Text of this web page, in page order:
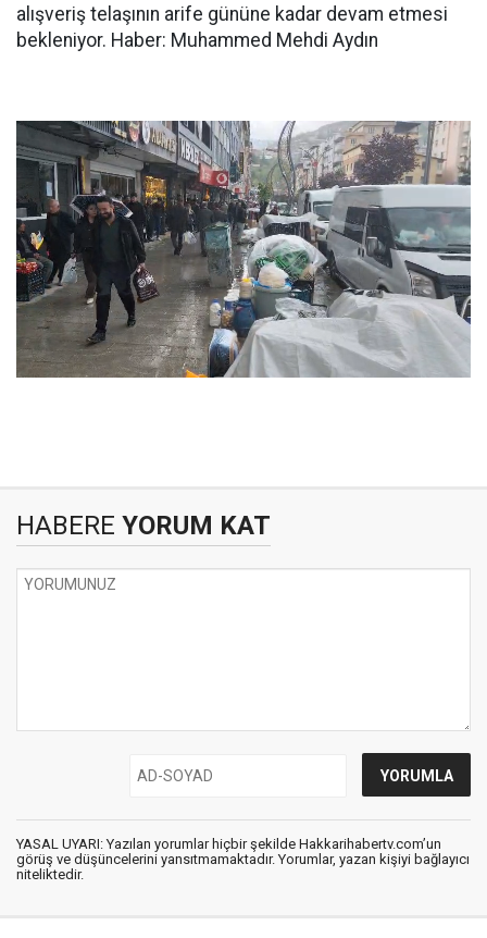
alışveriş telaşının arife gününe kadar devam etmesi
bekleniyor. Haber: Muhammed Mehdi Aydın
HABERE YORUM KAT
YASAL UYARI: Yazılan yorumlar hiçbir şekilde Hakkarihabertv.com’un
görüş ve düşüncelerini yansıtmamaktadır. Yorumlar, yazan kişiyi bağlayıcı
niteliktedir.